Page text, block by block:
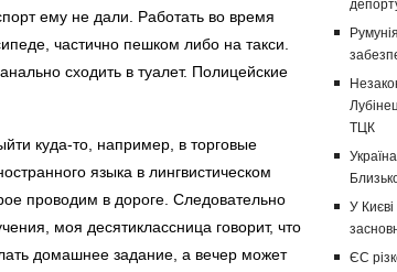
ему не дали. Работать во время
частично пешком либо на такси.
сходить в туалет. Полицейские
куда-то, например, в торговые
языка в лингвистическом
проводим в дороге. Следовательно
моя десятиклассница говорит, что
домашнее задание, а вечер может
ТЦК
У
ЄС